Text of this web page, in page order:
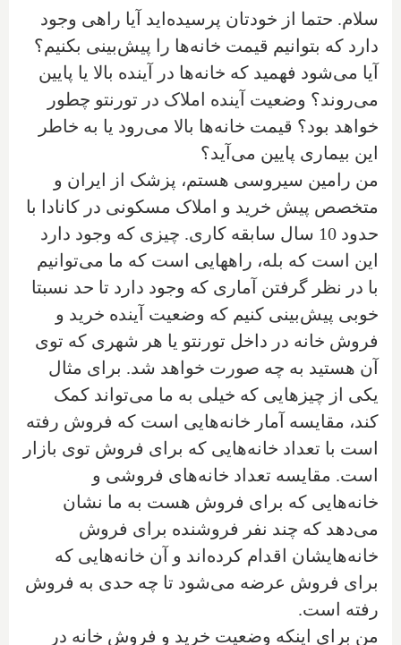
سلام. حتما از خودتان پرسیده‌اید آیا راهی وجود
دارد که بتوانیم قیمت خانه‌ها را پیش‌بینی بکنیم؟
آیا می‌شود فهمید که خانه‌ها در آینده بالا یا پایین
می‌روند؟ وضعیت آینده املاک در تورنتو چطور‌
خواهد بود؟ قیمت خانه‌ها بالا می‌رود یا به خاطر
این بیماری پایین می‌آید؟
‌من رامین سیروسی هستم، پزشک از ایران و
متخصص پیش خرید و املاک مسکونی در کانادا با
حدود 10 سال سابقه کاری. چیزی که وجود دارد
این است که بله، راههایی است که ما می‌توانیم
با در نظر گرفتن آماری که وجود دارد تا حد نسبتا
خوبی پیش‌بینی کنیم که وضعیت آینده خرید و
فروش خانه در داخل تورنتو یا هر شهری که توی
آن هستید به چه صورت خواهد شد. برای مثال
یکی از چیزهایی که خیلی به ما می‌تواند کمک
کند، مقایسه آمار خانه‌هایی است که فروش رفته
است با تعداد خانه‌هایی که برای فروش توی بازار
است. مقایسه تعداد خانه‌های فروشی و
خانه‌هایی که برای فروش هست به ما نشان
می‌دهد که چند نفر فروشنده برای فروش
خانه‌هایشان اقدام کرده‌اند و آن خانه‌هایی که
برای فروش عرضه می‌شود تا چه حدی به فروش
رفته است.
من برای اینکه وضعیت خرید و فروش خانه در